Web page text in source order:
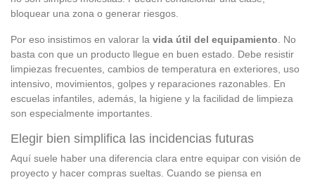
bloquear una zona o generar riesgos.
Por eso insistimos en valorar la vida útil del equipamiento . No
basta con que un producto llegue en buen estado. Debe resistir
limpiezas frecuentes, cambios de temperatura en exteriores, uso
intensivo, movimientos, golpes y reparaciones razonables. En
escuelas infantiles, además, la higiene y la facilidad de limpieza
son especialmente importantes.
Elegir bien simplifica las incidencias futuras
Aquí suele haber una diferencia clara entre equipar con visión de
proyecto y hacer compras sueltas. Cuando se piensa en